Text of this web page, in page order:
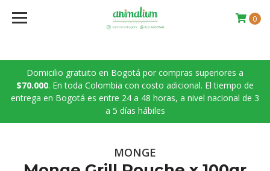
Domicilio gratuito en Bogotá por compras superiores a
$70.000. En toda Colombia con costo adicional. El tiempo de
entrega en Bogotá es entre 24 a 48 horas, a nivel nacional de 3
a 5 días hábiles
0
MONGE